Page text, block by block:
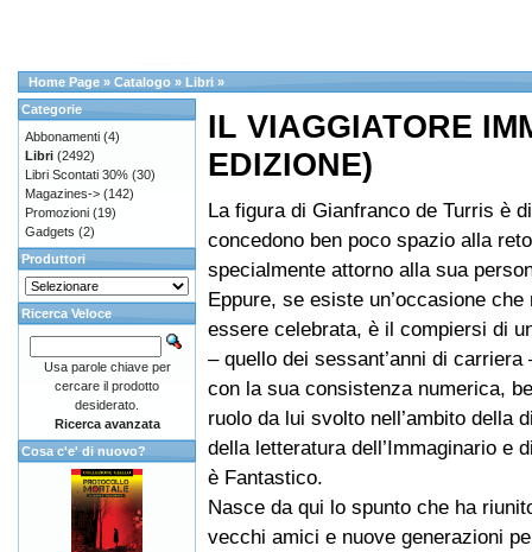
Home Page » Catalogo » Libri »
IL VIAGGIATORE
EDIZIONE)
La figura di Gianfranco de Turris è
concedono ben poco spazio alla
specialmente attorno alla sua
Eppure, se esiste un’occasione che
essere celebrata, è il compiersi di
– quello dei sessant’anni di carriera
con la sua consistenza numerica,
ruolo da lui svolto nell’ambito della
della letteratura dell’Immaginario e
è Fantastico.
Nasce da qui lo spunto che ha
vecchi amici e nuove generazioni
Categorie
Abbonamenti (4)
Libri (2492)
Libri Scontati 30% (30)
Magazines-> (142)
Promozioni (19)
Gadgets (2)
Produttori
Ricerca Veloce
Usa parole chiave per
cercare il prodotto
desiderato.
Ricerca avanzata
Cosa c'e' di nuovo?